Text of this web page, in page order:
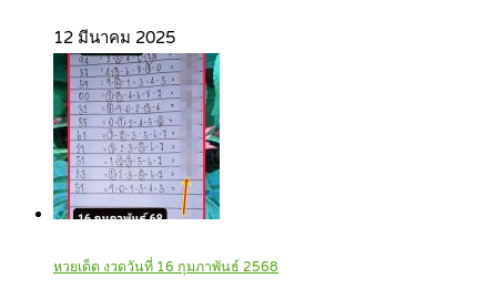
12 มีนาคม 2025
หวยเด็ด งวดวันที่ 16 กุมภาพันธ์ 2568